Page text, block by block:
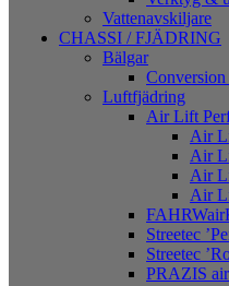
Vattenavskiljare
CHASSI / FJÄDRING
Bälgar
Luftfjädring
Air Lift
Air
Air
Air
Air
Streetec
Streetec
PRAZIS air